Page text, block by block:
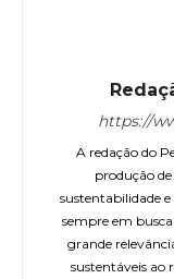
https://
A redação do
produção
sustentabilidade
sempre em
grande
sustentáveis ao